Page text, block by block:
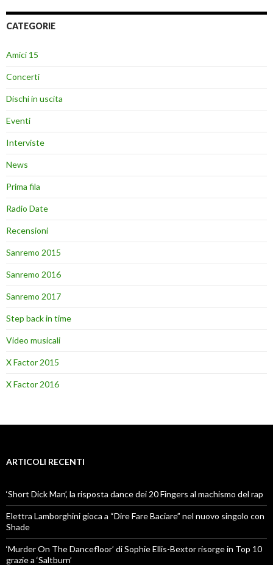
CATEGORIE
Amici 15
Concerti
Dischi in uscita
Eventi
Interviste
News
Prima fila
Radio Date
Recensioni
Sanremo 2015
Sanremo 2016
Sanremo 2017
Step back in time
Video musicali
X Factor 2015
X Factor 2016
ARTICOLI RECENTI
‘Short Dick Man’, la risposta dance dei 20 Fingers al machismo del rap
Elettra Lamborghini gioca a “Dire Fare Baciare” nel nuovo singolo con
Shade
‘Murder On The Dancefloor’ di Sophie Ellis-Bextor risorge in Top 10
grazie a ‘Saltburn’